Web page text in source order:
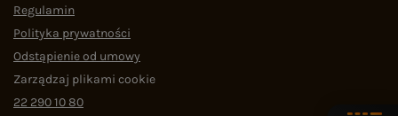
Regulamin
Polityka prywatności
Odstąpienie od umowy
Zarządzaj plikami cookie
22 290 10 80